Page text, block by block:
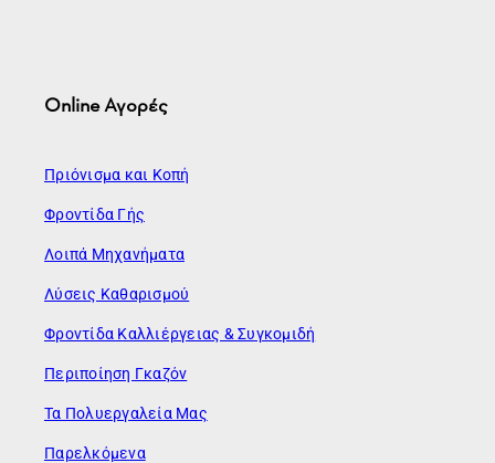
Online Αγορές
Πριόνισμα και Κοπή
Φροντίδα Γής
Λοιπά Μηχανήματα
Λύσεις Καθαρισμού
Φροντίδα Καλλιέργειας & Συγκομιδή
Περιποίηση Γκαζόν
Τα Πολυεργαλεία Μας
Παρελκόμενα